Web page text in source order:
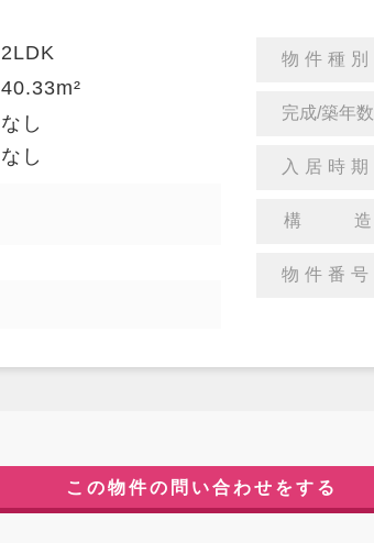
2LDK
40.33m²
なし
なし
物件種別
完成/築年数
入居時期
構 造
物件番号
この物件の問い合わせをする